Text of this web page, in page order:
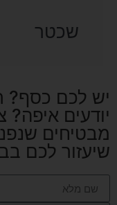
שכטר
יש לכם כסף?
יודעים איפה?
מבטיחים
שיעזור לכם